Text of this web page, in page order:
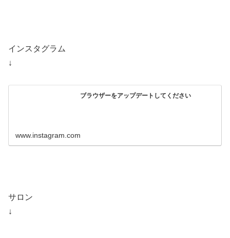
インスタグラム
↓
ブラウザーをアップデートしてください
www.instagram.com
サロン
↓